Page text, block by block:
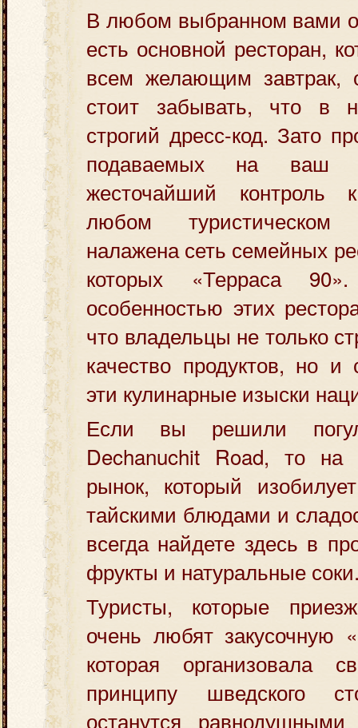
В любом выбранном вами
есть основной ресторан,
всем желающим
стоит забывать, что в
строгий дресс-код. Зато
подаваемых на ваш
жесточайший контроль
любом
налажена сеть семейных
которых «Терраса 90».
особенностью этих
что владельцы не только
качество продуктов, но и
эти кулинарные изыски
Если вы решили
Dechanuchit Road, то
рынок, который
тайскими блюдами и
всегда найдете здесь в
фрукты и натуральные
Туристы, которые
очень любят закусочную
которая организовала
принципу шведского
останутся